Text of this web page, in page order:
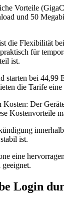
Vorteile
und 50
die Flexibilität
für
ist.
starten bei
die Tarife
Der
Kostenvorteile
ist.
eine
Login